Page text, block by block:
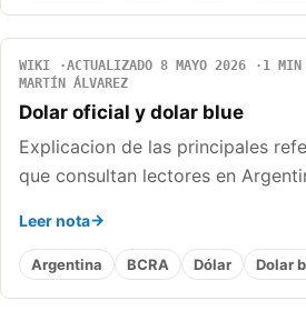
WIKI ACTUALIZADO 8 MAYO 2026
1 MIN
MARTÍN ÁLVAREZ
Dolar oficial y dolar blue
Explicacion de las principales
que consultan lectores en
Leer nota
Argentina BCRA Dólar Dolar